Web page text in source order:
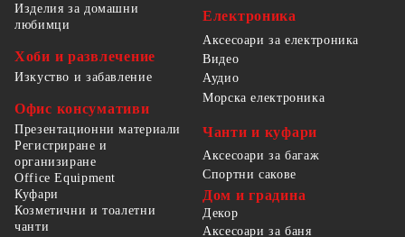
Изделия за домашни
любимци
Хоби и развлечение
Изкуство и забавление
Офис консумативи
Презентационни материали
Регистриране и
организиране
Office Equipment
Електроника
Аксесоари за електроника
Видео
Аудио
Морска електроника
Чанти и куфари
Аксесоари за багаж
Спортни сакове
Куфари
Козметични и тоалетни
чанти
Дом и градина
Декор
Аксесоари за баня